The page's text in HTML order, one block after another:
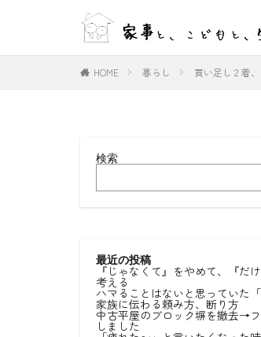
HOME 暮らし 買い足し２着
検索
最近の投稿
『じゃなくて』をやめて、『だ
考える
ハマることはないと思っていた
家族に伝わる頼み方、断り方
中古平屋のブロック塀を撤去→
しました